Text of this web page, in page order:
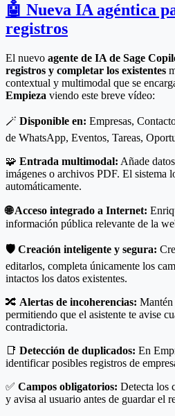
🤖 Nueva IA agéntica
registros
El nuevo agente de IA de Sage
registros y completar los existentes
contextual y multimodal que se
Empieza viendo este breve vídeo:
🪄 Disponible en: Empresas,
de WhatsApp, Eventos, Tareas,
🧩 Entrada multimodal: Añade
imágenes o archivos PDF. El sistema
automáticamente.
🌐 Acceso integrado a Internet:
información pública relevante de la
🛡️ Creación inteligente y segura:
editarlos, completa únicamente los
intactos los datos existentes.
🔀 Alertas de incoherencias: Mantén
permitiendo que el asistente te avise
contradictoria.
📑 Detección de duplicados: En
identificar posibles registros de
✅ Campos obligatorios: Detecta los
y avisa al usuario antes de guardar el